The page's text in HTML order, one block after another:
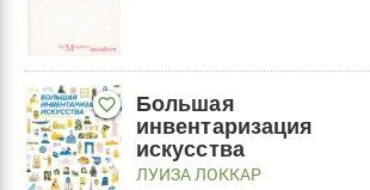
favorite_border
Большая
инвентаризация
искусства
ЛУИЗА ЛОККАР